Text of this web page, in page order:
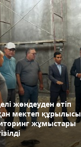
жөндеуден өтіп
мектеп
жұмыстары